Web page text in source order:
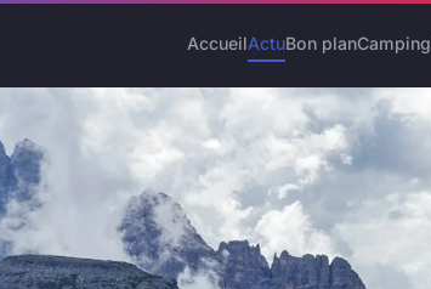
AccueilActuBon planCamping